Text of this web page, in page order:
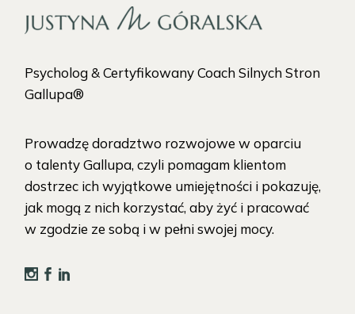
Psycholog & Certyfikowany Coach Silnych Stron
Gallupa®
Prowadzę doradztwo rozwojowe w oparciu
o talenty Gallupa, czyli pomagam klientom
dostrzec ich wyjątkowe umiejętności i pokazuję,
jak mogą z nich korzystać, aby żyć i pracować
w zgodzie ze sobą i w pełni swojej mocy.